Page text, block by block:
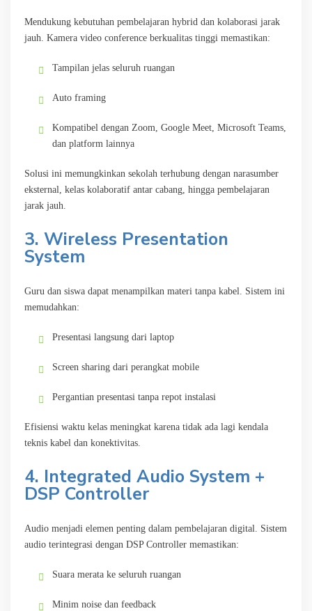
Mendukung kebutuhan pembelajaran hybrid dan kolaborasi jarak
jauh. Kamera video conference berkualitas tinggi memastikan:
Tampilan jelas seluruh ruangan
Auto framing
Kompatibel dengan Zoom, Google Meet, Microsoft Teams,
dan platform lainnya
Solusi ini memungkinkan sekolah terhubung dengan narasumber
eksternal, kelas kolaboratif antar cabang, hingga pembelajaran
jarak jauh.
3. Wireless Presentation
System
Guru dan siswa dapat menampilkan materi tanpa kabel. Sistem ini
memudahkan:
Presentasi langsung dari laptop
Screen sharing dari perangkat mobile
Pergantian presentasi tanpa repot instalasi
Efisiensi waktu kelas meningkat karena tidak ada lagi kendala
teknis kabel dan konektivitas.
4. Integrated Audio System +
DSP Controller
Audio menjadi elemen penting dalam pembelajaran digital. Sistem
audio terintegrasi dengan DSP Controller memastikan:
Suara merata ke seluruh ruangan
Minim noise dan feedback